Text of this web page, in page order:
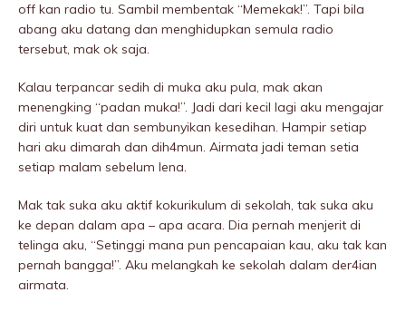
off kan radio tu. Sambil membentak “Memekak!”. Tapi bila
abang aku datang dan menghidupkan semula radio
tersebut, mak ok saja.
Kalau terpancar sedih di muka aku pula, mak akan
menengking “padan muka!”. Jadi dari kecil lagi aku mengajar
diri untuk kuat dan sembunyikan kesedihan. Hampir setiap
hari aku dimarah dan dih4mun. Airmata jadi teman setia
setiap malam sebelum lena.
Mak tak suka aku aktif kokurikulum di sekolah, tak suka aku
ke depan dalam apa – apa acara. Dia pernah menjerit di
telinga aku, “Setinggi mana pun pencapaian kau, aku tak kan
pernah bangga!”. Aku melangkah ke sekolah dalam der4ian
airmata.